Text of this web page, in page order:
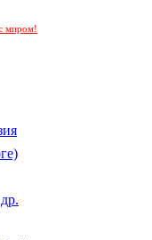
миром!